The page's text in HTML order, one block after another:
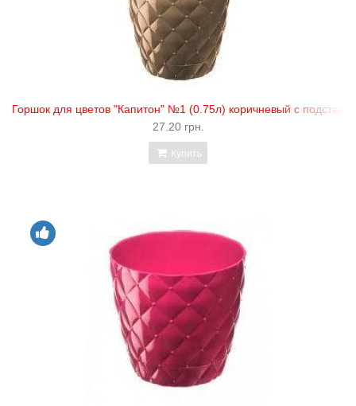
Горшок для цветов "Капитон" №1 (0.75л) коричневый с
27.20 грн.
Купить